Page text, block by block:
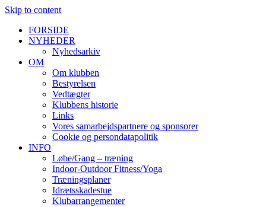
Skip to content
FORSIDE
NYHEDER
Nyhedsarkiv
OM
Om klubben
Bestyrelsen
Vedtægter
Klubbens historie
Links
Vores samarbejdspartnere og sponsorer
Cookie og persondatapolitik
INFO
Løbe/Gang – træning
Indoor-Outdoor Fitness/Yoga
Træningsplaner
Idrætsskadestue
Klubarrangementer